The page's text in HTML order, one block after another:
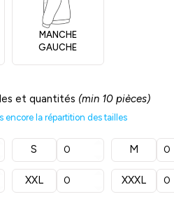
MANCHE
GAUCHE
et quantités (min 10 pièces)
encore la répartition des tailles
S M
XXL XXXL